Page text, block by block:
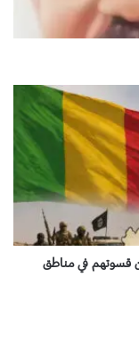
قسوتهم في مناطق